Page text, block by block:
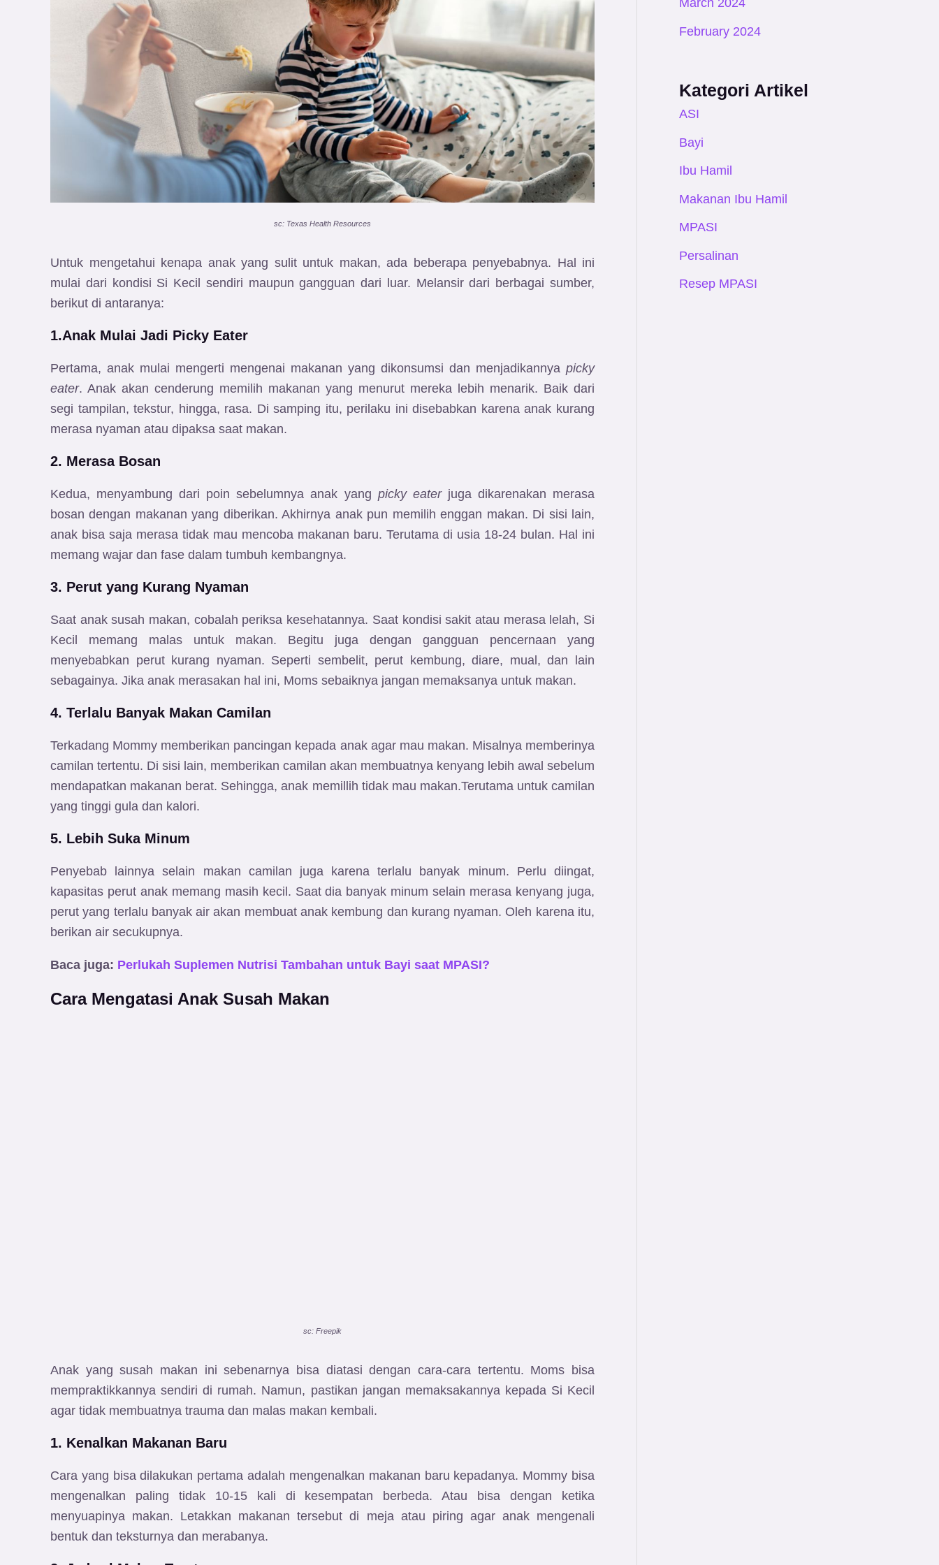
sc: Texas Health Resources
Untuk mengetahui kenapa anak yang sulit untuk makan, ada beberapa penyebabnya. Hal ini
mulai dari kondisi Si Kecil sendiri maupun gangguan dari luar. Melansir dari berbagai sumber,
berikut di antaranya:
1.Anak Mulai Jadi Picky Eater
Pertama, anak mulai mengerti mengenai makanan yang dikonsumsi dan menjadikannya picky
eater. Anak akan cenderung memilih makanan yang menurut mereka lebih menarik. Baik dari
segi tampilan, tekstur, hingga, rasa. Di samping itu, perilaku ini disebabkan karena anak kurang
merasa nyaman atau dipaksa saat makan.
2. Merasa Bosan
Kedua, menyambung dari poin sebelumnya anak yang picky eaterjuga dikarenakan merasa
bosan dengan makanan yang diberikan. Akhirnya anak pun memilih enggan makan. Di sisi lain,
anak bisa saja merasa tidak mau mencoba makanan baru. Terutama di usia 18-24 bulan. Hal ini
memang wajar dan fase dalam tumbuh kembangnya.
3. Perut yang Kurang Nyaman
Saat anak susah makan, cobalah periksa kesehatannya. Saat kondisi sakit atau merasa lelah, Si
Kecil memang malas untuk makan. Begitu juga dengan gangguan pencernaan yang
menyebabkan perut kurang nyaman. Seperti sembelit, perut kembung, diare, mual, dan lain
sebagainya. Jika anak merasakan hal ini, Moms sebaiknya jangan memaksanya untuk makan.
4. Terlalu Banyak Makan Camilan
Terkadang Mommy memberikan pancingan kepada anak agar mau makan. Misalnya memberinya
camilan tertentu. Di sisi lain, memberikan camilan akan membuatnya kenyang lebih awal sebelum
mendapatkan makanan berat. Sehingga, anak memillih tidak mau makan.Terutama untuk camilan
yang tinggi gula dan kalori.
5. Lebih Suka Minum
Penyebab lainnya selain makan camilan juga karena terlalu banyak minum. Perlu diingat,
kapasitas perut anak memang masih kecil. Saat dia banyak minum selain merasa kenyang juga,
perut yang terlalu banyak air akan membuat anak kembung dan kurang nyaman. Oleh karena itu,
berikan air secukupnya.
Baca juga: Perlukah Suplemen Nutrisi Tambahan untuk Bayi saat MPASI?
Cara Mengatasi Anak Susah Makan
sc: Freepik
Anak yang susah makan ini sebenarnya bisa diatasi dengan cara-cara tertentu. Moms bisa
mempraktikkannya sendiri di rumah. Namun, pastikan jangan memaksakannya kepada Si Kecil
agar tidak membuatnya trauma dan malas makan kembali.
1. Kenalkan Makanan Baru
Cara yang bisa dilakukan pertama adalah mengenalkan makanan baru kepadanya. Mommy bisa
mengenalkan paling tidak 10-15 kali di kesempatan berbeda. Atau bisa dengan ketika
menyuapinya makan. Letakkan makanan tersebut di meja atau piring agar anak mengenali
bentuk dan teksturnya dan merabanya.
March 2024
February 2024
Kategori Artikel
ASI
Bayi
Ibu Hamil
Makanan Ibu Hamil
MPASI
Persalinan
Resep MPASI